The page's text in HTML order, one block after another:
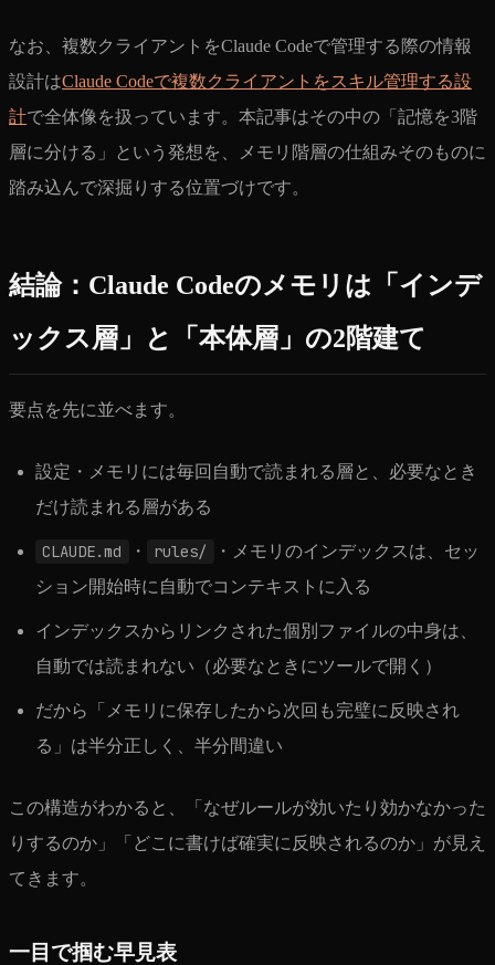
なお、複数クライアントをClaude Codeで管理する際の情報
設計はClaude Codeで複数クライアントをスキル管理する設
計で全体像を扱っています。本記事はその中の「記憶を3階
層に分ける」という発想を、メモリ階層の仕組みそのものに
踏み込んで深掘りする位置づけです。
結論：Claude Codeのメモリは「インデ
ックス層」と「本体層」の2階建て
要点を先に並べます。
設定・メモリには毎回自動で読まれる層と、必要なとき
だけ読まれる層がある
CLAUDE.md ・ rules/
・メモリのインデックスは、セッ
ション開始時に自動でコンテキストに入る
インデックスからリンクされた個別ファイルの中身は、
自動では読まれない（必要なときにツールで開く）
だから「メモリに保存したから次回も完璧に反映され
る」は半分正しく、半分間違い
この構造がわかると、「なぜルールが効いたり効かなかった
りするのか」「どこに書けば確実に反映されるのか」が見え
てきます。
一目で掴む早見表